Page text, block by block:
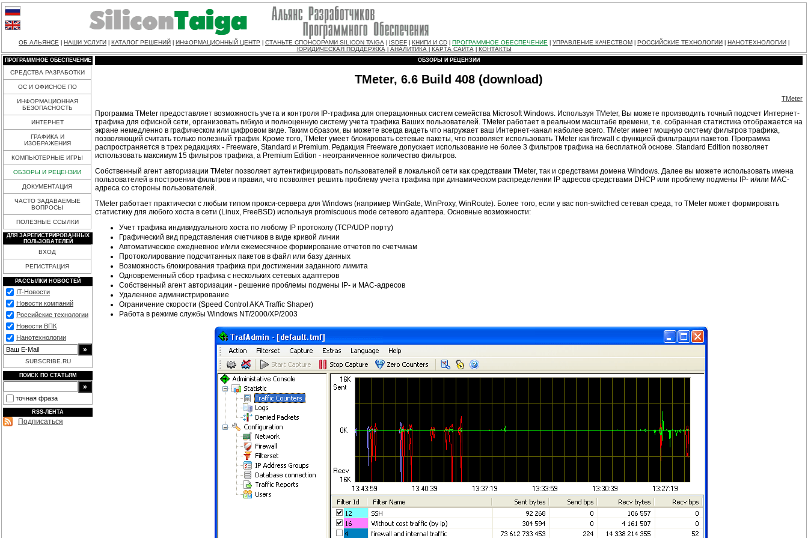
ОБ АЛЬЯНСЕ НАШИ УСЛУГИ КАТАЛОГ РЕШЕНИЙ ИНФОРМАЦИОННЫЙ ЦЕНТР СТАНЬТЕ СПОНСОРАМИ SILICON TAIGA ISDEF КНИГИ И CD ПРОГРАММНОЕ ОБЕСПЕЧЕНИЕ УПРАВЛЕНИЕ КАЧЕСТВОМ РОССИЙСКИЕ ТЕХНОЛОГИИ НАНОТЕХНОЛОГИИ
ЮРИДИЧЕСКАЯ ПОДДЕРЖКА| АНАЛИТИКА КАРТА САЙТА| КОНТАКТЫ
ПРОГРАММНОЕ ОБЕСПЕЧЕНИЕ
СРЕДСТВА РАЗРАБОТКИ
ОС И ОФИСНОЕ ПО
ИНФОРМАЦИОННАЯ
БЕЗОПАСНОСТЬ
ИНТЕРНЕТ
ГРАФИКА И
ИЗОБРАЖЕНИЯ
КОМПЬЮТЕРНЫЕ ИГРЫ
ОБЗОРЫ И РЕЦЕНЗИИ
ДОКУМЕНТАЦИЯ
ЧАСТО ЗАДАВАЕМЫЕ
ВОПРОСЫ
ПОЛЕЗНЫЕ ССЫЛКИ
ДЛЯ ЗАРЕГИСТРИРОВАННЫХ
ПОЛЬЗОВАТЕЛЕЙ
ВХОД
РЕГИСТРАЦИЯ
РАССЫЛКИ НОВОСТЕЙ
IT-Новости
Новости компаний
Российские технологии
Новости ВПК
Нанотехнологии
SUBSCRIBE.RU
ПОИСК ПО СТАТЬЯМ
точная фраза
RSS-ЛЕНТА
Подписаться
ОБЗОРЫ И РЕЦЕНЗИИ
TMeter, 6.6 Build 408 (download)
TMeter
Программа TMeter предоставляет возможность учета и контроля IP-трафика для операционных систем семейства Microsoft Windows. Используя TMeter, Вы можете производить точный подсчет Интернет-
трафика для офисной сети, организовать гибкую и полноценную систему учета трафика Ваших пользователей. TMeter работает в реальном масштабе времени, т.е. собранная статистика отображается на
экране немедленно в графическом или цифровом виде. Таким образом, вы можете всегда видеть что нагружает ваш Интернет-канал наболее всего. TMeter имеет мощную систему фильтров трафика,
позволяющий считать только полезный трафик. Кроме того, TMeter умеет блокировать сетевые пакеты, что позволяет использовать TMeter как firewall с функцией фильтрации пакетов. Программа
распространяется в трех редакциях - Freeware, Standard и Premium. Редакция Freeware допускает использование не более 3 фильтров трафика на бесплатной основе. Standard Edition позволяет
использовать максимум 15 фильтров трафика, а Premium Edition - неограниченное количество фильтров.
Собственный агент авторизации TMeter позволяет аутентифицировать пользователей в локальной сети как средствами TMeter, так и средствами домена Windows. Далее вы можете использовать имена
пользователей в построении фильтров и правил, что позволяет решить проблему учета трафика при динамическом распределении IP адресов средствами DHCP или проблему подмены IP- и/или MAC-
адреса со стороны пользователей.
TMeter работает практически с любым типом прокси-сервера для Windows (например WinGate, WinProxy, WinRoute). Более того, если у вас non-switched сетевая среда, то TMeter может формировать
статистику для любого хоста в сети (Linux, FreeBSD) используя promiscuous mode сетевого адаптера. Основные возможности:
Учет трафика индивидуального хоста по любому IP протоколу (TCP/UDP порту)
Графический вид представления счетчиков в виде кривой линии
Автоматическое ежедневное и/или ежемесячное формирование отчетов по счетчикам
Протоколирование подсчитанных пакетов в файл или базу данных
Возможность блокирования трафика при достижении заданного лимита
Одновременный сбор трафика с нескольких сетевых адаптеров
Собственный агент авторизации - решение проблемы подмены IP- и MAC-адресов
Удаленное администрирование
Ограничение скорости (Speed Control AKA Traffic Shaper)
Работа в режиме службы Windows NT/2000/XP/2003